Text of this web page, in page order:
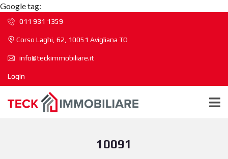
Google tag:
011 931 1359
Corso Laghi, 62, 10051 Avigliana TO
info@teckimmobiliare.it
Login
10091